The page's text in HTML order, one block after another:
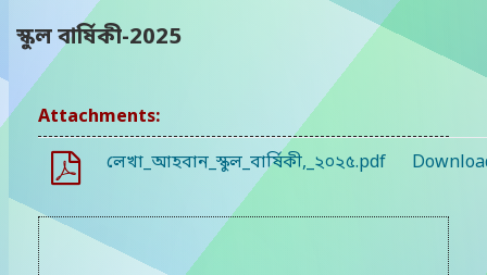
স্কুল বার্ষিকী-2025
Attachments:
লেখা_আহবান_স্কুল_বার্ষিকী,_২০২৫.pdf